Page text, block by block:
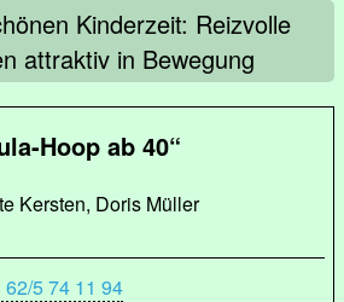
Kinderzeit: Reizvolle
attraktiv in Bewegung
Hoop ab 40“
Kersten, Doris Müller
62/5 74 11 94